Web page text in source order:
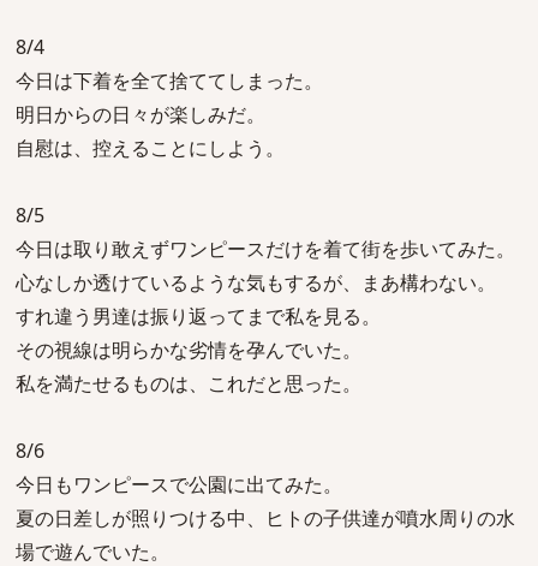
8/4
今日は下着を全て捨ててしまった。
明日からの日々が楽しみだ。
自慰は、控えることにしよう。
8/5
今日は取り敢えずワンピースだけを着て街を歩いてみた。
心なしか透けているような気もするが、まあ構わない。
すれ違う男達は振り返ってまで私を見る。
その視線は明らかな劣情を孕んでいた。
私を満たせるものは、これだと思った。
8/6
今日もワンピースで公園に出てみた。
夏の日差しが照りつける中、ヒトの子供達が噴水周りの水
場で遊んでいた。